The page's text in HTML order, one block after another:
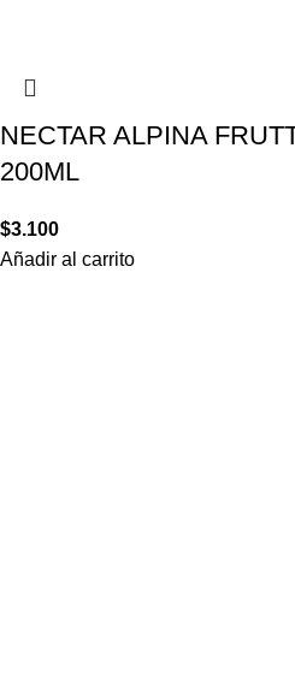
NECTAR ALPINA
200ML
$3.100
Añadir al carrito